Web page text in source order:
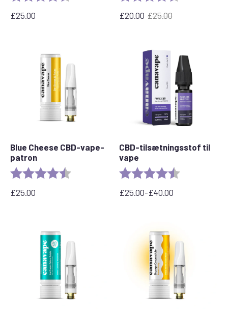
£25.00 £25.00
Den
£25.00.
£20.00
Den
£20.00.
Blue Cheese CBD-vape-
patron
Bedømmelse: 4,5 ud af 5 stjerner
£25.00
CBD-tilsætningsstof til
vape
Bedømmelse:
£25.00-£40.00
Prisinterval: